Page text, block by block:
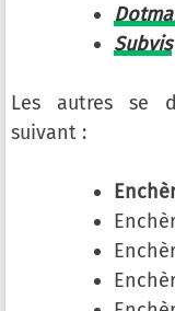
Subvis
Les autres se
suivant :